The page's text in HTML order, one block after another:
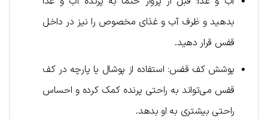
بدهید و ظرف آب و غذای مخصوص را نیز در داخل
قفس قرار دهید.
پوشش کف قفس: استفاده از پوشال یا پارچه در کف
قفس می‌تواند به راحتی پرنده کمک کرده و احساس
راحتی بیشتری به او بدهد.